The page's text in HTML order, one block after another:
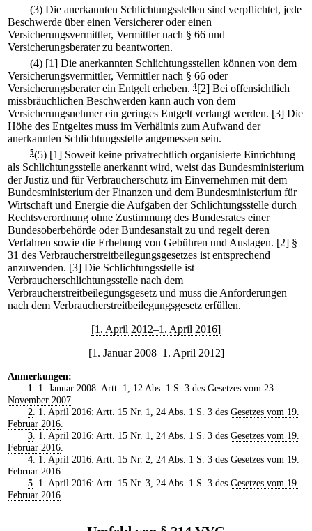
(3) Die anerkannten Schlichtungsstellen sind verpflichtet, jede
Beschwerde über einen Versicherer oder einen
Versicherungsvermittler, Vermittler nach § 66 und
Versicherungsberater zu beantworten.
(4) [1] Die anerkannten Schlichtungsstellen können von dem
Versicherungsvermittler, Vermittler nach § 66 oder
Versicherungsberater ein Entgelt erheben. 4[2] Bei offensichtlich
missbräuchlichen Beschwerden kann auch von dem
Versicherungsnehmer ein geringes Entgelt verlangt werden. [3] Die
Höhe des Entgeltes muss im Verhältnis zum Aufwand der
anerkannten Schlichtungsstelle angemessen sein.
5(5) [1] Soweit keine privatrechtlich organisierte Einrichtung
als Schlichtungsstelle anerkannt wird, weist das Bundesministerium
der Justiz und für Verbraucherschutz im Einvernehmen mit dem
Bundesministerium der Finanzen und dem Bundesministerium für
Wirtschaft und Energie die Aufgaben der Schlichtungsstelle durch
Rechtsverordnung ohne Zustimmung des Bundesrates einer
Bundesoberbehörde oder Bundesanstalt zu und regelt deren
Verfahren sowie die Erhebung von Gebühren und Auslagen. [2] §
31 des Verbraucherstreitbeilegungsgesetzes ist entsprechend
anzuwenden. [3] Die Schlichtungsstelle ist
Verbraucherschlichtungsstelle nach dem
Verbraucherstreitbeilegungsgesetz und muss die Anforderungen
nach dem Verbraucherstreitbeilegungsgesetz erfüllen.
[1. April 2012–1. April 2016]
[1. Januar 2008–1. April 2012]
Anmerkungen:
1. 1. Januar 2008: Artt. 1, 12 Abs. 1 S. 3 des Gesetzes vom 23.
November 2007.
2. 1. April 2016: Artt. 15 Nr. 1, 24 Abs. 1 S. 3 des Gesetzes vom 19.
Februar 2016.
3. 1. April 2016: Artt. 15 Nr. 1, 24 Abs. 1 S. 3 des Gesetzes vom 19.
Februar 2016.
4. 1. April 2016: Artt. 15 Nr. 2, 24 Abs. 1 S. 3 des Gesetzes vom 19.
Februar 2016.
5. 1. April 2016: Artt. 15 Nr. 3, 24 Abs. 1 S. 3 des Gesetzes vom 19.
Februar 2016.